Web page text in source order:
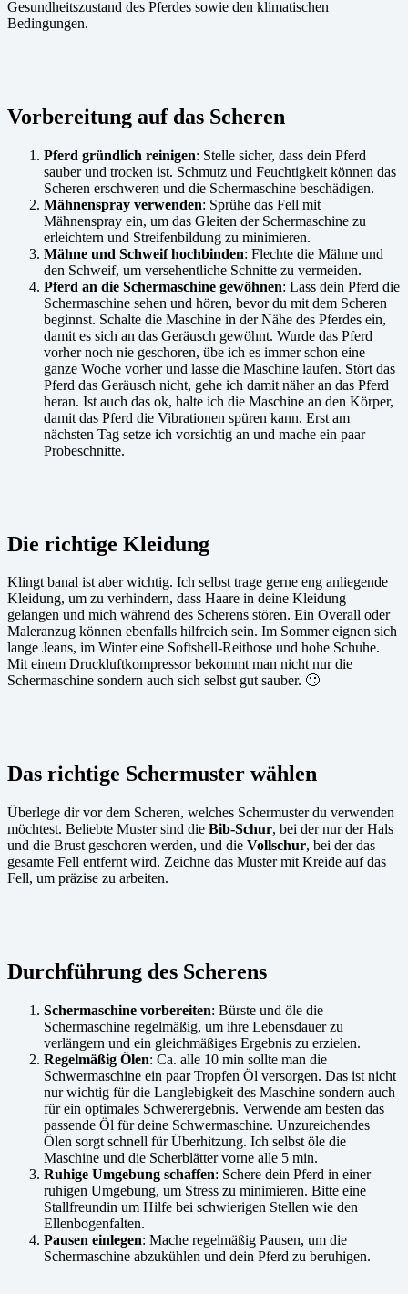
Gesundheitszustand des Pferdes sowie den klimatischen
Bedingungen.
Vorbereitung auf das Scheren
Pferd gründlich reinigen: Stelle sicher, dass dein Pferd
sauber und trocken ist. Schmutz und Feuchtigkeit können das
Scheren erschweren und die Schermaschine beschädigen.
Mähnenspray verwenden: Sprühe das Fell mit
Mähnenspray ein, um das Gleiten der Schermaschine zu
erleichtern und Streifenbildung zu minimieren.
Mähne und Schweif hochbinden: Flechte die Mähne und
den Schweif, um versehentliche Schnitte zu vermeiden.
Pferd an die Schermaschine gewöhnen: Lass dein Pferd die
Schermaschine sehen und hören, bevor du mit dem Scheren
beginnst. Schalte die Maschine in der Nähe des Pferdes ein,
damit es sich an das Geräusch gewöhnt. Wurde das Pferd
vorher noch nie geschoren, übe ich es immer schon eine
ganze Woche vorher und lasse die Maschine laufen. Stört das
Pferd das Geräusch nicht, gehe ich damit näher an das Pferd
heran. Ist auch das ok, halte ich die Maschine an den Körper,
damit das Pferd die Vibrationen spüren kann. Erst am
nächsten Tag setze ich vorsichtig an und mache ein paar
Probeschnitte.
Die richtige Kleidung
Klingt banal ist aber wichtig. Ich selbst trage gerne eng anliegende
Kleidung, um zu verhindern, dass Haare in deine Kleidung
gelangen und mich während des Scherens stören. Ein Overall oder
Maleranzug können ebenfalls hilfreich sein. Im Sommer eignen sich
lange Jeans, im Winter eine Softshell-Reithose und hohe Schuhe.
Mit einem Druckluftkompressor bekommt man nicht nur die
Schermaschine sondern auch sich selbst gut sauber. 🙂
Das richtige Schermuster wählen
Überlege dir vor dem Scheren, welches Schermuster du verwenden
möchtest. Beliebte Muster sind die Bib-Schur, bei der nur der Hals
und die Brust geschoren werden, und die Vollschur, bei der das
gesamte Fell entfernt wird. Zeichne das Muster mit Kreide auf das
Fell, um präzise zu arbeiten.
Durchführung des Scherens
Schermaschine vorbereiten: Bürste und öle die
Schermaschine regelmäßig, um ihre Lebensdauer zu
verlängern und ein gleichmäßiges Ergebnis zu erzielen.
Regelmäßig Ölen: Ca. alle 10 min sollte man die
Schwermaschine ein paar Tropfen Öl versorgen. Das ist nicht
nur wichtig für die Langlebigkeit des Maschine sondern auch
für ein optimales Schwerergebnis. Verwende am besten das
passende Öl für deine Schwermaschine. Unzureichendes
Ölen sorgt schnell für Überhitzung. Ich selbst öle die
Maschine und die Scherblätter vorne alle 5 min.
Ruhige Umgebung schaffen: Schere dein Pferd in einer
ruhigen Umgebung, um Stress zu minimieren. Bitte eine
Stallfreundin um Hilfe bei schwierigen Stellen wie den
Ellenbogenfalten.
Pausen einlegen: Mache regelmäßig Pausen, um die
Schermaschine abzukühlen und dein Pferd zu beruhigen.